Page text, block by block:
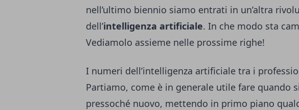
nell’ultimo biennio siamo entrati in un’altra
dell’intelligenza artificiale. In che modo sta
Vediamolo assieme nelle prossime righe!
I numeri dell’intelligenza artificiale tra i
Partiamo, come è in generale utile fare quando
pressoché nuovo, mettendo in primo piano